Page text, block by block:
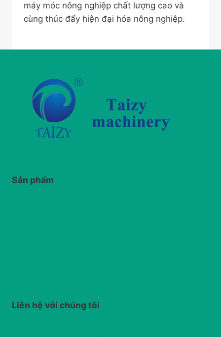
máy móc nông nghiệp chất lượng cao và
cùng thúc đẩy hiện đại hóa nông nghiệp.
Sản phẩm
Liên hệ với chúng tôi